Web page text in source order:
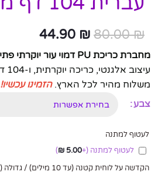
80.00₪
44.90 ₪
מחברת כריכת PU דמוי עור יוקרתי פתיחה עברית 104 דף מבית המותג גבעוני – כחול
עיצוב אלגנטי, כריכה יוקרתית, ו-104 דפים איכוותיים. מושלמת למשרד, ללימודים או כמתנה מוערכת.
משלוח מהיר לכל הארץ.הזמינו עכשיו!
צבע
לעטוף למתנה
לעטוף למתנה(+
5.00
₪
)
הקדשה על לוחית קטנה (עד 10 מילים) / גדולה (מעל 10 מילים)